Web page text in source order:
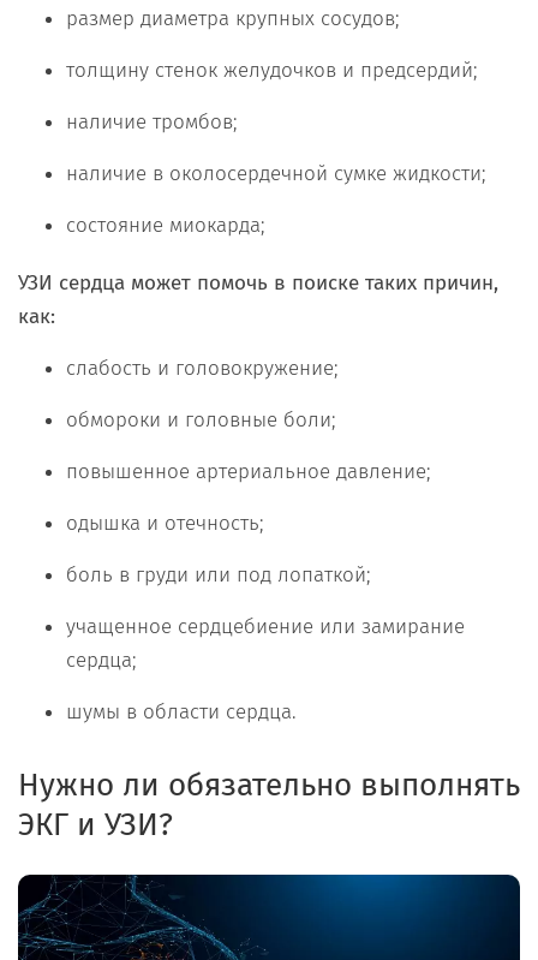
размер диаметра крупных сосудов;
толщину стенок желудочков и предсердий;
наличие тромбов;
наличие в околосердечной сумке жидкости;
состояние миокарда;
УЗИ сердца может помочь в поиске таких причин,
как:
слабость и головокружение;
обмороки и головные боли;
повышенное артериальное давление;
одышка и отечность;
боль в груди или под лопаткой;
учащенное сердцебиение или замирание
сердца;
шумы в области сердца.
Нужно ли обязательно выполнять
ЭКГ и УЗИ?